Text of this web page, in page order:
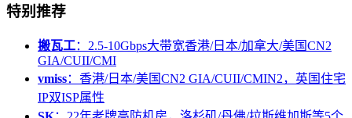
特别推荐
搬瓦工：2.5-10Gbps大带宽香港/日本/加拿大/美国CN2
GIA/CUII/CMI
vmiss：香港/日本/美国CN2 GIA/CUII/CMIN2，英国住宅
IP双ISP属性